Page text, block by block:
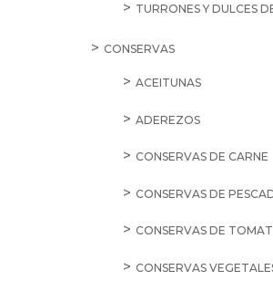
TURRONES Y DULCES
CONSERVAS
ACEITUNAS
ADEREZOS
CONSERVAS DE CARNE
CONSERVAS DE
CONSERVAS DE
CONSERVAS